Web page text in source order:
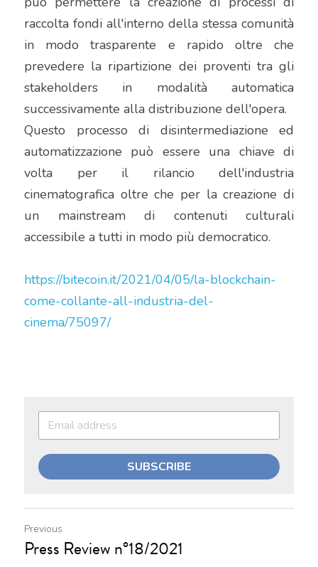
raccolta fondi all'interno della stessa comunità
in modo trasparente e rapido oltre che
prevedere la ripartizione dei proventi tra gli
stakeholders in modalità automatica
successivamente alla distribuzione dell'opera.
Questo processo di disintermediazione ed
automatizzazione può essere una chiave di
volta per il rilancio dell'industria
cinematografica oltre che per la creazione di
un mainstream di contenuti culturali
accessibile a tutti in modo più democratico.
https://bitecoin.it/2021/04/05/la-blockchain-
come-collante-all-industria-del-
cinema/75097/
SUBSCRIBE
Previous
Press Review n°18/2021